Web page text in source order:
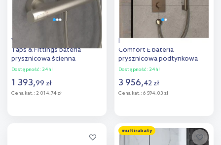
Villeroy & Boch Universal
Taps & Fittings bateria
prysznicowa ścienna
termostatyczna nikiel
TVS00001700064
Dostępność: 24h!
1 393,99 zł
Cena kat.: 2 014,74 zł
Hansgrohe ShowerSelect
Comfort E bateria
prysznicowa podtynkowa
termostatyczna brąz
Dostępność: 24h!
3 956,42 zł
Cena kat.: 6 594,03 zł
Dodaj do
multirabaty